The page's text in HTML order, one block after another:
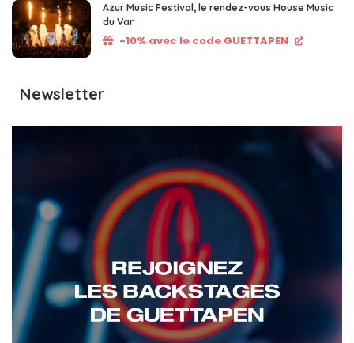
Azur Music Festival, le rendez-vous House Music
du Var
-10% avec le code GUETTAPEN
Newsletter